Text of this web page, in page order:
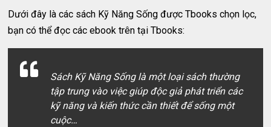
Dưới đây là các sách Kỹ Năng Sống được Tbooks chọn lọc,
bạn có thể đọc các ebook trên tại Tbooks:
Sách Kỹ Năng Sống là một loại sách thường
tập trung vào việc giúp độc giả phát triển các
kỹ năng và kiến thức cần thiết để sống một
cuộc…